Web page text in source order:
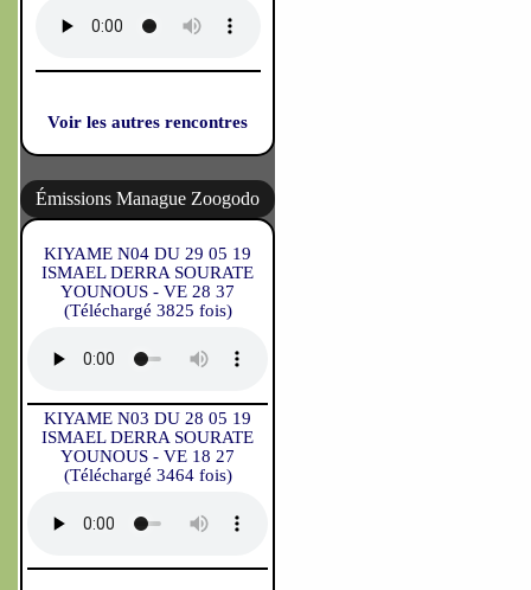
Voir les autres rencontres
Émissions Manague Zoogodo
KIYAME N04 DU 29 05 19
ISMAEL DERRA SOURATE
YOUNOUS - VE 28 37
(Téléchargé 3825 fois)
KIYAME N03 DU 28 05 19
ISMAEL DERRA SOURATE
YOUNOUS - VE 18 27
(Téléchargé 3464 fois)